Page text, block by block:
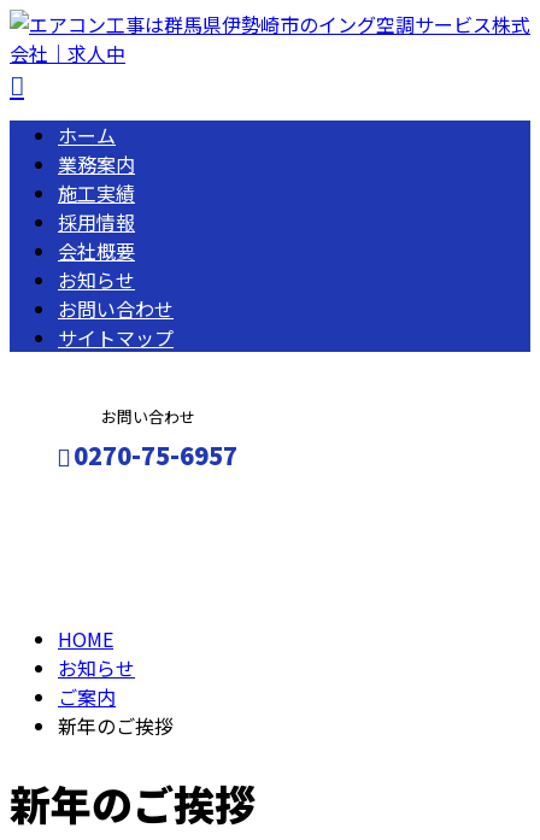
ホーム
業務案内
施工実績
採用情報
会社概要
お知らせ
お問い合わせ
サイトマップ
お問い合わせ
0270-75-6957
HOME
お知らせ
ご案内
新年のご挨拶
新年のご挨拶